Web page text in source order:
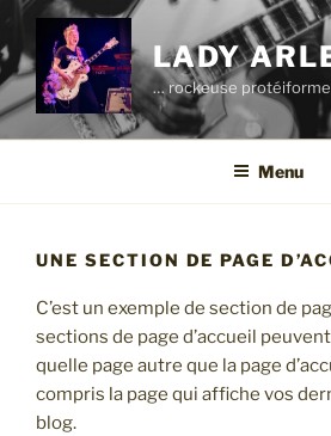
Aller
au
contenu
principal
LADY
… rockeuse
Menu
UNE SECTION DE PAGE
C’est un exemple de section de
sections de page d’accueil
quelle page autre que la page
compris la page qui affiche vos
blog.